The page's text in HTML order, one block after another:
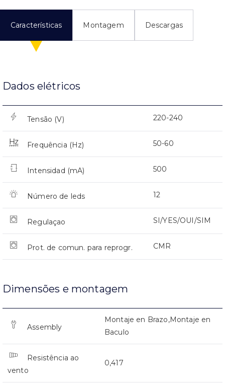
Características Montagem Descargas
Dados elétricos
Tensão (V) 220-240
Frequência (Hz) 50-60
Intensidad (mA) 500
Número de leds 12
Regulaçao SI/YES/OUI/SIM
Prot. de comun. para reprogr. CMR
Dimensões e montagem
Assembly
Montaje en Brazo,Montaje en
Baculo
Resistência ao
vento
0,417